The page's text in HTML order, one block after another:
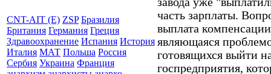
CNT-AIT (E) ZSP Бразилия
Британия Германия Греция
Здравоохранение Испания История
Италия МАТ Польша Россия
Сербия Украина Франция
часть зарплаты.
выплата
являющаяся
готовящихся выйти
госпредприятия,